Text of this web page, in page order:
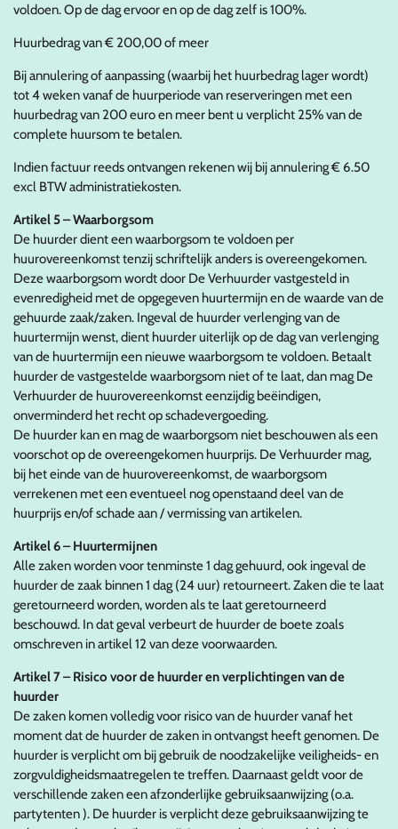
voldoen. Op de dag ervoor en op de dag zelf is 100%.
Huurbedrag van € 200,00 of meer
Bij annulering of aanpassing (waarbij het huurbedrag lager wordt)
tot 4 weken vanaf de huurperiode van reserveringen met een
huurbedrag van 200 euro en meer bent u verplicht 25% van de
complete huursom te betalen.
Indien factuur reeds ontvangen rekenen wij bij annulering€ 6.50
excl BTW administratiekosten.
Artikel 5 – Waarborgsom
De huurder dient een waarborgsom te voldoen per
huurovereenkomst tenzij schriftelijk anders is overeengekomen.
Deze waarborgsom wordt door De Verhuurder vastgesteld in
evenredigheid met de opgegeven huurtermijn en de waarde van de
gehuurde zaak/zaken. Ingeval de huurder verlenging van de
huurtermijn wenst, dient huurder uiterlijk op de dag van verlenging
van de huurtermijn een nieuwe waarborgsom te voldoen. Betaalt
huurder de vastgestelde waarborgsom niet of te laat, dan mag De
Verhuurder de huurovereenkomst eenzijdig beëindigen,
onverminderd het recht op schadevergoeding.
De huurder kan en mag de waarborgsom niet beschouwen als een
voorschot op de overeengekomen huurprijs. De Verhuurder mag,
bij het einde van de huurovereenkomst, de waarborgsom
verrekenen met een eventueel nog openstaand deel van de
huurprijs en/of schade aan / vermissing van artikelen.
Artikel 6 – Huurtermijnen
Alle zaken worden voor tenminste 1 dag gehuurd, ook ingeval de
huurder de zaak binnen 1 dag (24 uur) retourneert. Zaken die te laat
geretourneerd worden, worden als te laat geretourneerd
beschouwd. In dat geval verbeurt de huurder de boete zoals
omschreven in artikel 12 van deze voorwaarden.
Artikel 7 – Risico voor de huurder en verplichtingen van de
huurder
De zaken komen volledig voor risico van de huurder vanaf het
moment dat de huurder de zaken in ontvangst heeft genomen. De
huurder is verplicht om bij gebruik de noodzakelijke veiligheids- en
zorgvuldigheidsmaatregelen te treffen. Daarnaast geldt voor de
verschillende zaken een afzonderlijke gebruiksaanwijzing (o.a.
partytenten ). De huurder is verplicht deze gebruiksaanwijzing te